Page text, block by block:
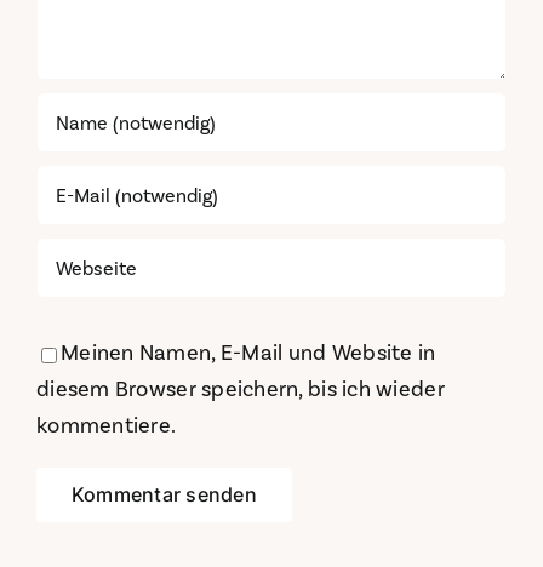
Meinen Namen, E-Mail und Website in
diesem Browser speichern, bis ich wieder
kommentiere.